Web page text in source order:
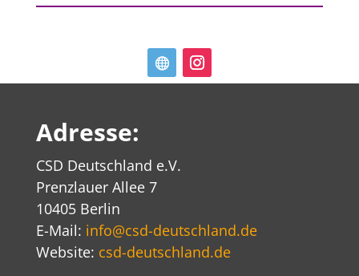
Adresse:
CSD Deutschland e.V.
Prenzlauer Allee 7
10405 Berlin
E-Mail: info@csd-deutschland.de
Website: csd-deutschland.de